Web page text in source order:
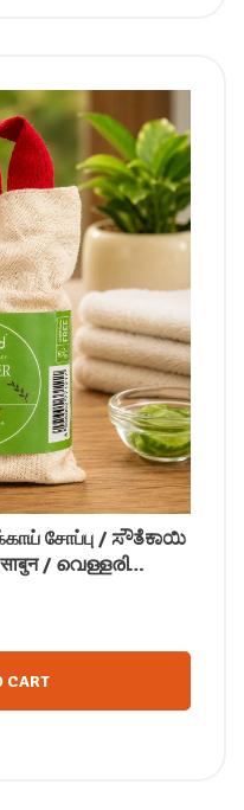
சோப்பு / ಸೌತೆಕಾಯಿ
/ വെള്ളരി
CART